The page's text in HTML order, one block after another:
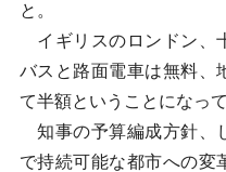
と。
イギリスのロンドン、
バスと路面電車は無料、
て半額ということになっ
知事の予算編成方針、
で持続可能な都市への変